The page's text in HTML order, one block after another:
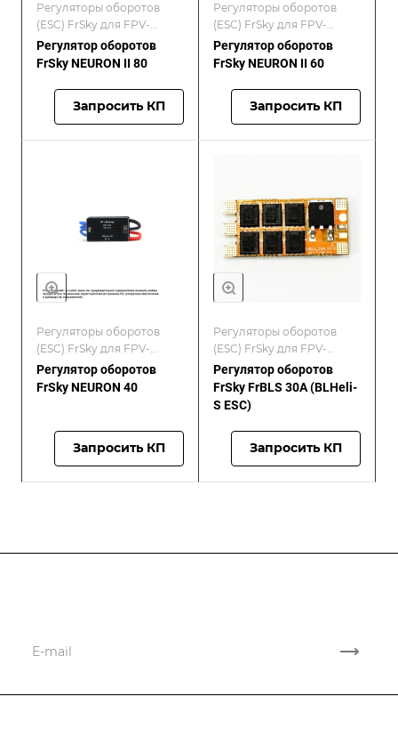
Регуляторы оборотов
(ESC) FrSky для FPV-
дронов
Регулятор оборотов
FrSky NEURON II 80
Запросить КП
Регуляторы оборотов
(ESC) FrSky для FPV-
дронов
Регулятор оборотов
FrSky NEURON II 60
Запросить КП
Регуляторы оборотов
(ESC) FrSky для FPV-
дронов
Регулятор оборотов
FrSky NEURON 40
Запросить КП
Регуляторы оборотов
(ESC) FrSky для FPV-
дронов
Регулятор оборотов
FrSky FrBLS 30A (BLHeli-
S ESC)
Запросить КП